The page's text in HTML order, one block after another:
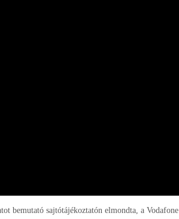
bemutató sajtótájékoztatón elmondta, a Vodafone